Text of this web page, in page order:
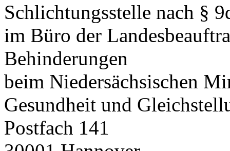
Schlichtungsstelle nach §
im Büro der
Behinderungen
beim Niedersächsischen
Gesundheit und
Postfach 141